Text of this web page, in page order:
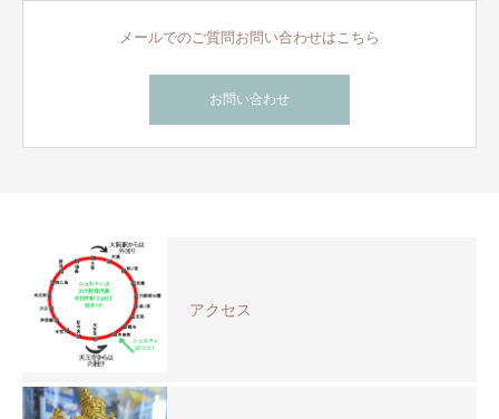
メールでのご質問お問い合わせはこちら
お問い合わせ
アクセス